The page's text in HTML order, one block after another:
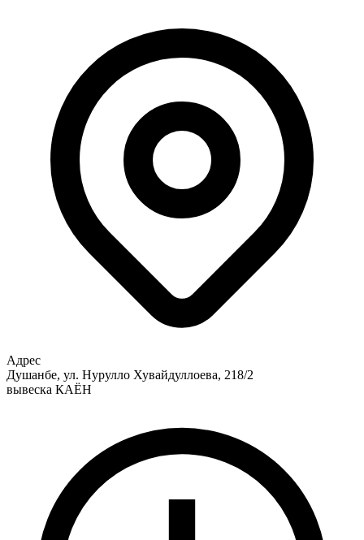
Адрес
Душанбе, ул. Нурулло Хувайдуллоева, 218/2
вывеска КАЁН